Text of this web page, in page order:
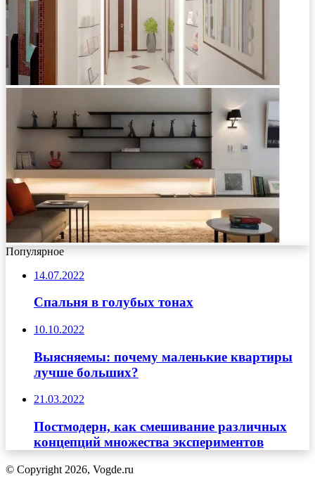
Популярное
14.07.2022
Спальня в голубых тонах
10.10.2022
Выясняемы: почему маленькие квартиры
лучше больших?
21.03.2022
Постмодерн, как смешивание различных
концепций множества экспериментов
© Copyright 2026, Vogde.ru